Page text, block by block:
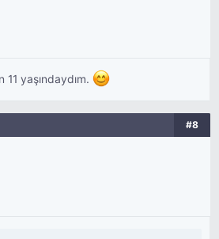
11 yaşındaydım.
#8